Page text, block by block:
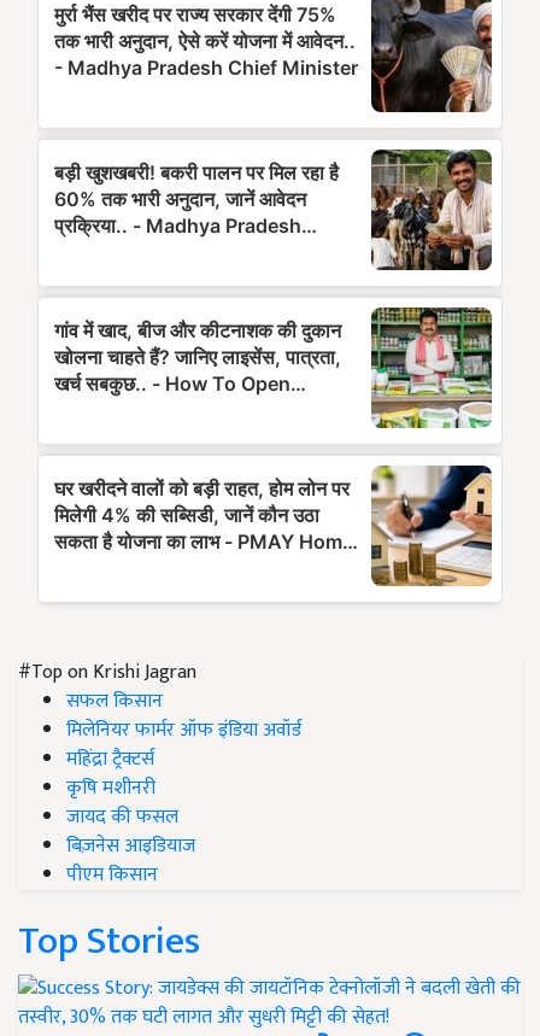
#Top on Krishi Jagran
सफल किसान
मिलेनियर फार्मर ऑफ इंडिया अवॉर्ड
महिंद्रा ट्रैक्टर्स
कृषि मशीनरी
जायद की फसल
बिज़नेस आइडियाज
पीएम किसान
Top Stories